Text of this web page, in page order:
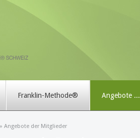
Franklin-Methode® Angebote ...
» Angebote der Mitglieder